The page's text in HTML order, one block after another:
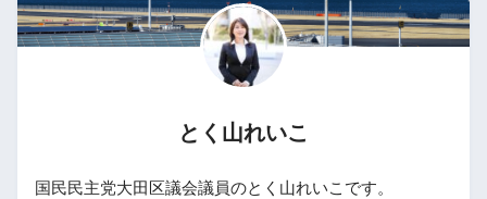
とく山れいこ
国民民主党大田区議会議員のとく山れいこです。